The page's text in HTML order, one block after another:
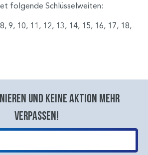
folgende Schlüsselweiten:
8, 9, 10, 11, 12, 13, 14, 15, 16, 17, 18,
und keine aktion mehr
verpassen!